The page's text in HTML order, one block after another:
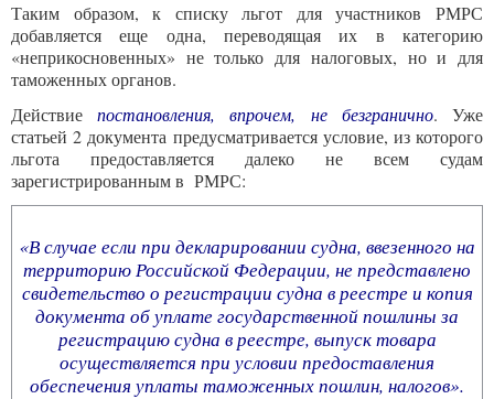
Таким образом, к списку льгот для участников РМРС
добавляется еще одна, переводящая их в категорию
«неприкосновенных» не только для налоговых, но и для
таможенных органов.
Действиепостановления, впрочем, не безгранично. Уже
статьей 2 документа предусматривается условие, из которого
льгота предоставляется далеко не всем судам
зарегистрированным в РМРС:
«В случае если при декларировании судна, ввезенного на
территорию Российской Федерации, не представлено
свидетельство о регистрации судна в реестре и копия
документа об уплате государственной пошлины за
регистрацию судна в реестре, выпуск товара
осуществляется при условии предоставления
обеспечения уплаты таможенных пошлин, налогов».